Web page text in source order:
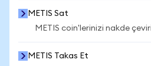
METIS Sat
METIS coin'lerinizi nakde
METIS Takas Et